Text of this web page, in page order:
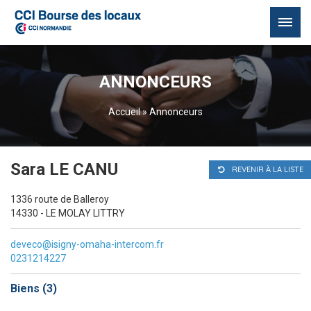
ANNONCEURS
Accueil»Annonceurs
REVENIR À LA LISTE
Sara LE CANU
1336 route de Balleroy
14330 - LE MOLAY LITTRY
deveco@isigny-omaha-intercom.fr
0231214227
Biens (3)